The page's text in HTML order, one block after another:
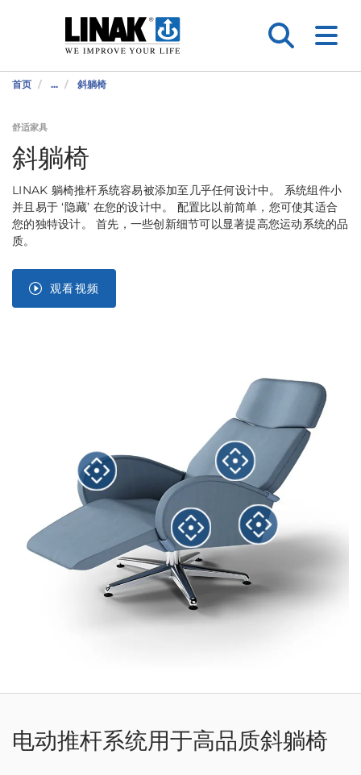
首页 ... 斜躺椅
舒适家具
斜躺椅
LINAK 躺椅推杆系统容易被添加至几乎任何设计中。 系统组件小
并且易于 ‘隐藏’ 在您的设计中。 配置比以前简单，您可使其适合
您的独特设计。 首先，一些创新细节可以显著提高您运动系统的品
质。
观看视频
电动推杆系统用于高品质斜躺椅